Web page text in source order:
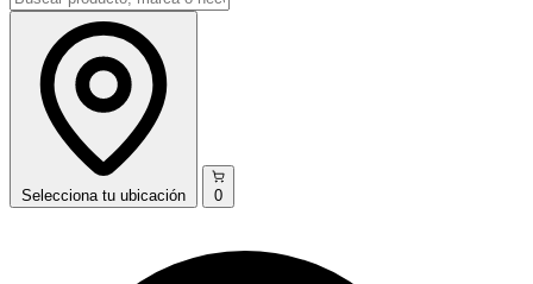
Selecciona tu ubicación 0